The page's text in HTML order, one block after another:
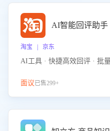
AI智能回评助手
淘宝 | 京东
AI工具 · 快捷高效回评 · 批
面议已售299+